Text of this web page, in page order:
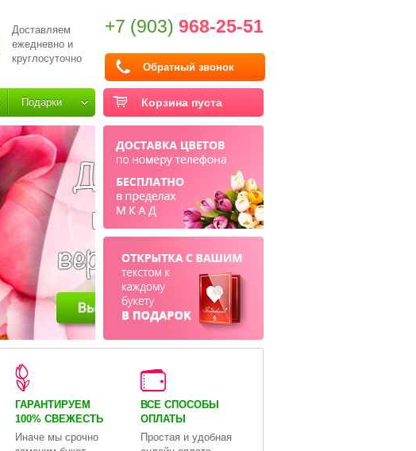
Доставляем
ежедневно и
круглосуточно
+7 (903) 968-25-51
Обратный звонок
Корзина пуста
Подарки
ГАРАНТИРУЕМ
100% СВЕЖЕСТЬ
Иначе мы срочно
ВСЕ СПОСОБЫ
ОПЛАТЫ
Простая и удобная